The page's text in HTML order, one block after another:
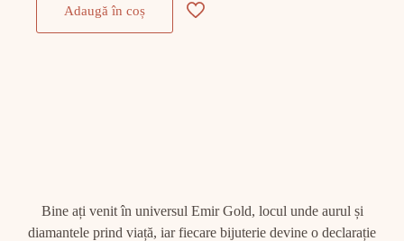
Adaugă în coș
Bine ați venit în universul Emir Gold, locul unde aurul și
diamantele prind viață, iar fiecare bijuterie devine o declarație